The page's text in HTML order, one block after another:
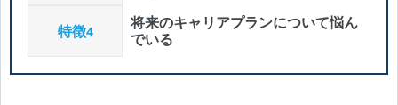
特徴4
将来のキャリアプランについて悩ん
でいる